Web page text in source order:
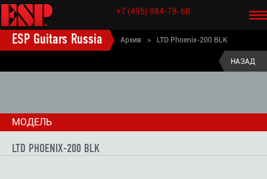
+7 (495) 984-78-68
ESP Guitars Russia Архив >
>
LTD Phoenix-200 BLK
НАЗАД
МОДЕЛЬ
LTD PHOENIX-200 BLK